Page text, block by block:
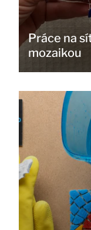
Práce na
mozaikou